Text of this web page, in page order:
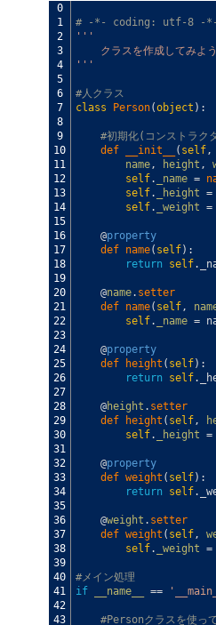
0
1
2
3
4
5
6
7
8
9
10
11
12
13
14
15
16
17
18
19
20
21
22
23
24
25
26
27
28
29
30
31
32
33
34
35
36
37
38
39
40
41
42
43
# -*- coding: utf-8 -*-
'' '
クラスを作成してみよう
' ''
#人クラス
class
Person(object ) :
#初期化(コンストラク
def
__init__ ( self,
name, height ,
self. _name =
self. _height =
self. _weight =
@property
def name( self) :
return
self.
@name. setter
def name( self,
self. _name =
@property
def
height ( self) :
return
self.
@height . setter
def
height ( self,
self. _height =
@property
def weight ( self) :
return
self.
@weight . setter
def weight ( self,
self. _weight =
#メイン処理
if
__name__ ==
#Personクラスを使っ